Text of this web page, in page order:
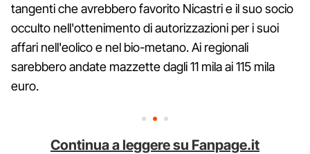
tangenti che avrebbero favorito Nicastri e il suo socio
occulto nell'ottenimento di autorizzazioni per i suoi
affari nell'eolico e nel bio-metano. Ai regionali
sarebbero andate mazzette dagli 11 mila ai 115 mila
euro.
Continua a leggere su Fanpage.it